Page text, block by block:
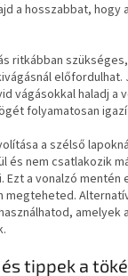
a hosszabbat, hogy
ritkábban
vágásokkal haladj a
folyamatosan
a szélső
és nem csatlakozik
Ezt a vonalzó mentén
megteheted.
amelyek
tippek a